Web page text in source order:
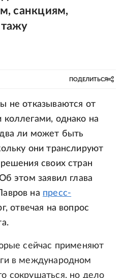
санкциям,
ПОДЕЛИТЬСЯ
не отказываются от
однако на
ли может быть
они транслируют
своих стран
этом заявил глава
на пресс-
отвечая на вопрос
сейчас применяют
в международном
сокрушаться, но дело